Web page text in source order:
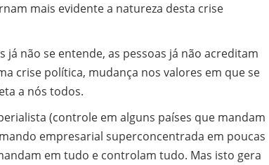
mais evidente a natureza desta crise
já não se entende, as pessoas já não acreditam
crise política, mudança nos valores em que se
a nós todos.
(controle em alguns países que mandam
empresarial superconcentrada em poucas
em tudo e controlam tudo. Mas isto gera